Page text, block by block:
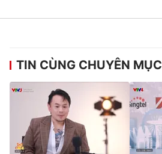
TIN CÙNG CHUYÊN MỤC